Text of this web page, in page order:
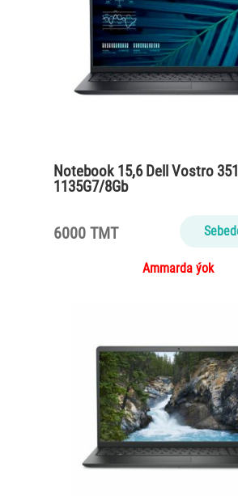
Notebook 15,6 Dell Vostro
1135G7/8Gb
6000 TMT
Ammarda ýok